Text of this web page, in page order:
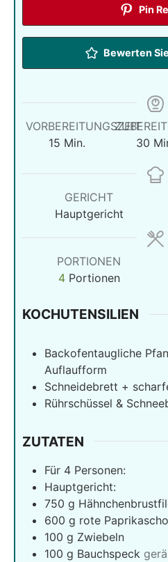
Pin
Bewerten
VORBEREITUNGSZEIT
15Minuten
Min.
30
GERICHT
Hauptgericht
PORTIONEN
4 Portionen
KOCHUTENSILIEN
Backofentaugliche
Auflaufform
Schneidebrett +
Rührschüssel &
ZUTATEN
Für 4 Personen:
Hauptgericht:
750 g
600 g rote
100 g Zwiebeln
100 g Bauchspeck